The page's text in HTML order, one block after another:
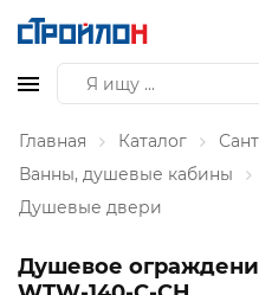
Главная Каталог
Ванны, душевые кабины
Душевые двери
Душевое